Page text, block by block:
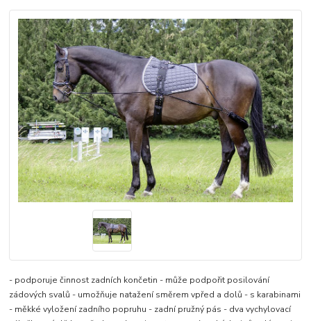
- podporuje činnost zadních končetin - může podpořit posilování
zádových svalů - umožňuje natažení směrem vpřed a dolů - s karabinami
- měkké vyložení zadního popruhu - zadní pružný pás - dva vychylovací